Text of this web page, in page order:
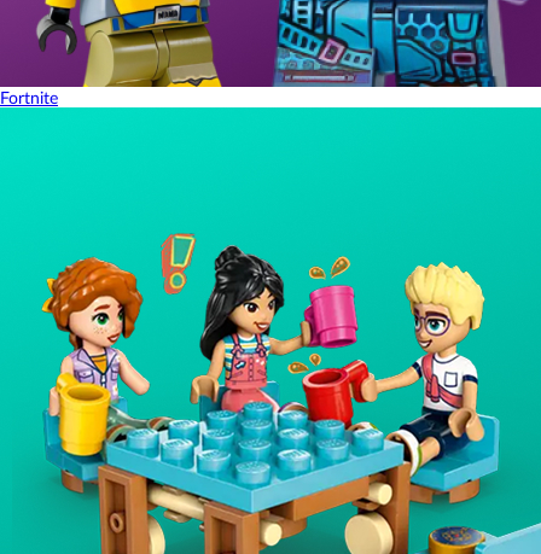
Fortnite